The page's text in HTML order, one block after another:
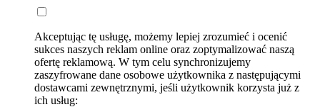
Akceptując tę usługę, możemy lepiej zrozumieć i ocenić
sukces naszych reklam online oraz zoptymalizować naszą
ofertę reklamową. W tym celu synchronizujemy
zaszyfrowane dane osobowe użytkownika z następującymi
dostawcami zewnętrznymi, jeśli użytkownik korzysta już z
ich usług: